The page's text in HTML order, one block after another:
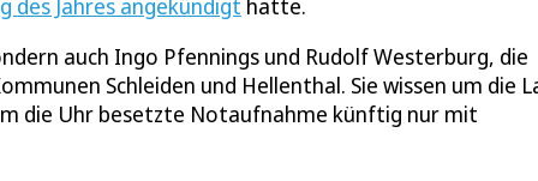
des Jahres angekündigt hatte.
auch Ingo Pfennings und Rudolf Westerburg, die
Schleiden und Hellenthal. Sie wissen um die
die Uhr besetzte Notaufnahme künftig nur mit